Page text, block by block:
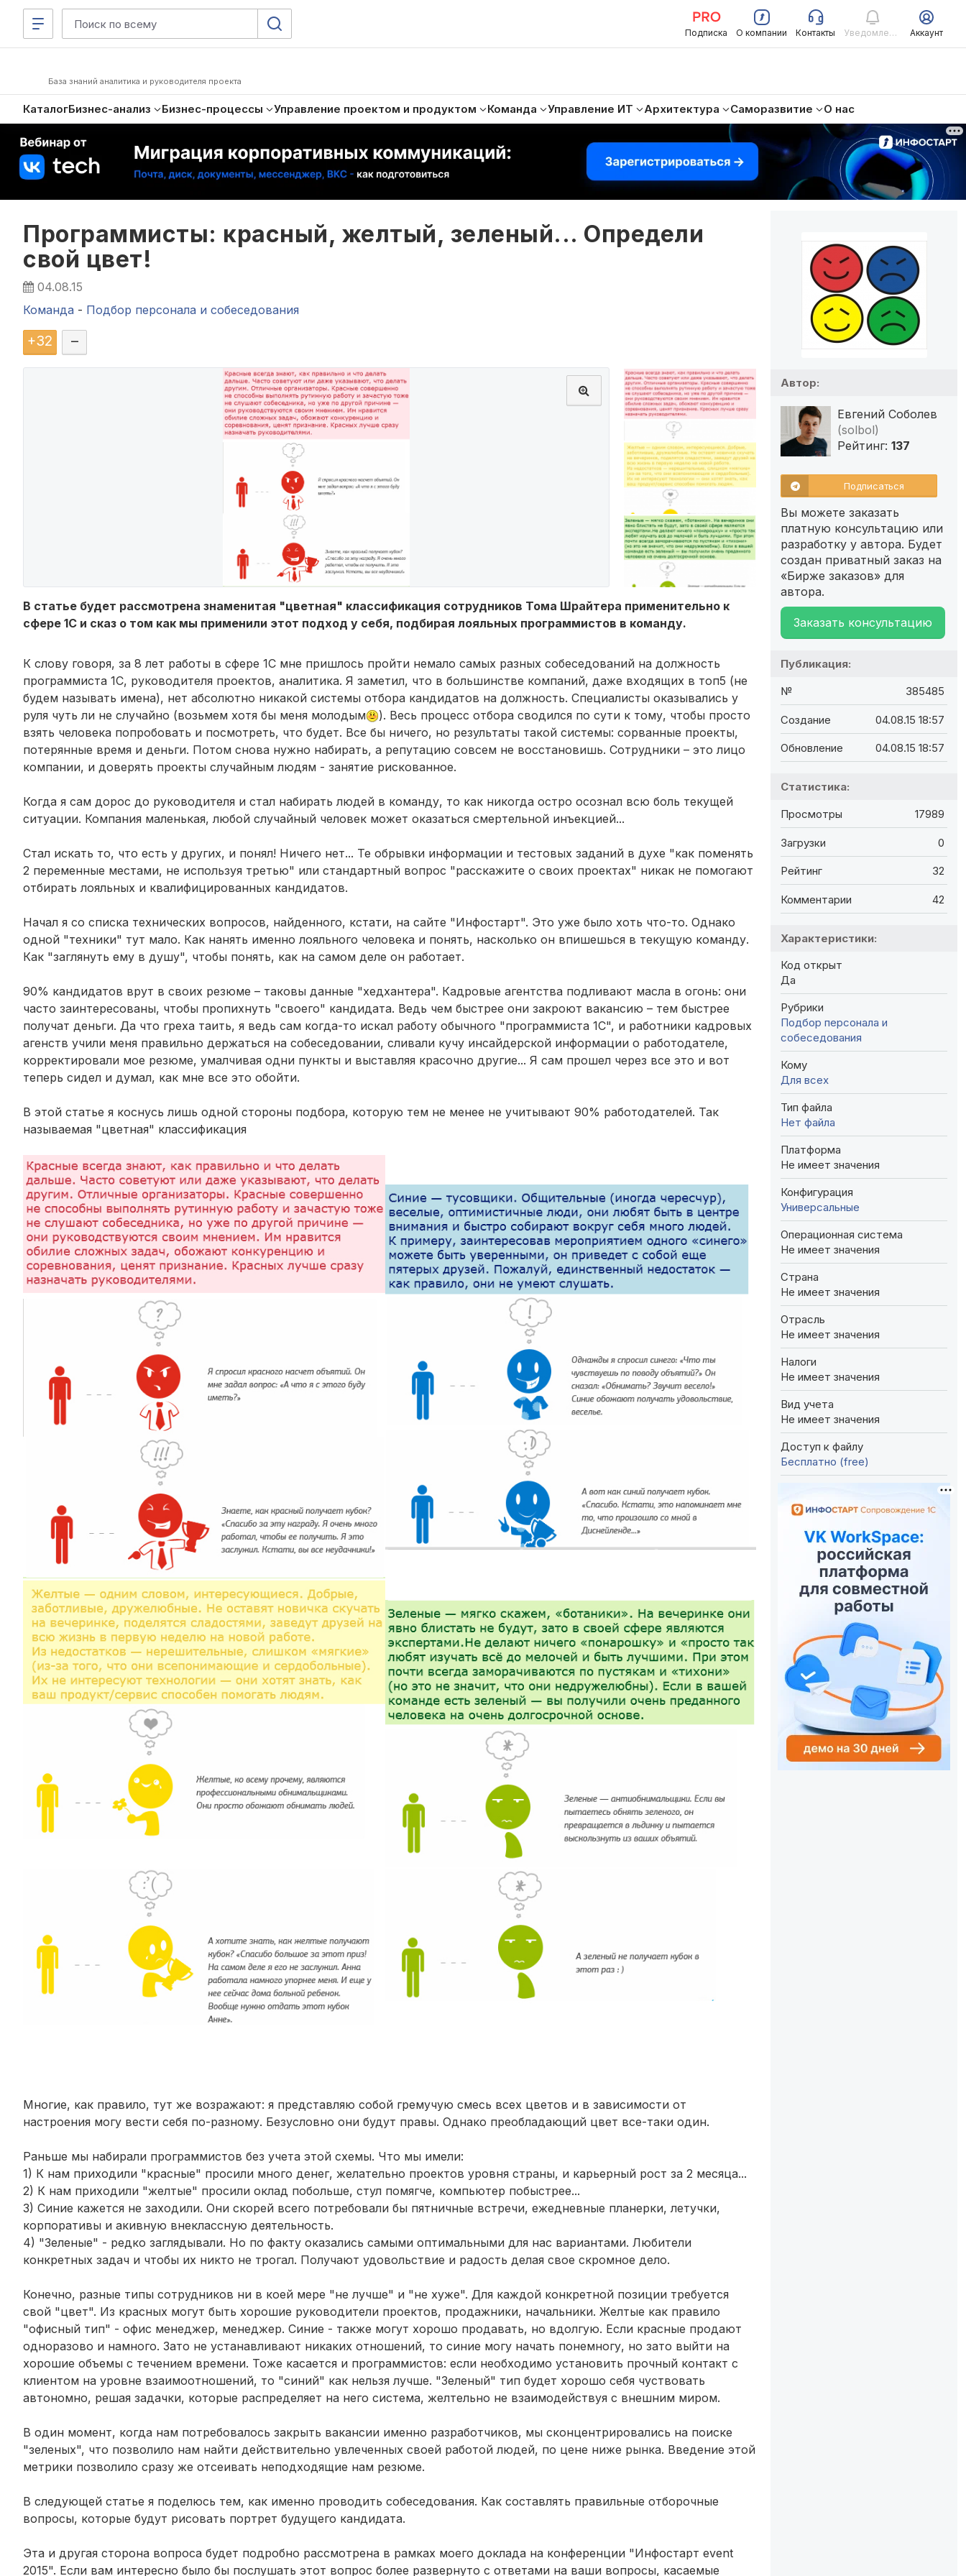
Подписка О компании Контакты Уведомления Аккаунт
База знаний аналитика и руководителя проекта
КаталогБизнес-анализ Бизнес-процессы Управление проектом и продуктом Команда Управление ИТ Архитектура Саморазвитие О нас
Программисты: красный, желтый, зеленый... Определи
свой цвет!
04.08.15
Команда - Подбор персонала и собеседования
+32 –
В статье будет рассмотрена знаменитая "цветная" классификация сотрудников Тома Шрайтера применительно к
сфере 1С и сказ о том как мы применили этот подход у себя, подбирая лояльных программистов в команду.
К слову говоря, за 8 лет работы в сфере 1С мне пришлось пройти немало самых разных собеседований на должность
программиста 1С, руководителя проектов, аналитика. Я заметил, что в большинстве компаний, даже входящих в топ5 (не
будем называть имена), нет абсолютно никакой системы отбора кандидатов на должность. Специалисты оказывались у
руля чуть ли не случайно (возьмем хотя бы меня молодым
). Весь процесс отбора сводился по сути к тому, чтобы просто
взять человека попробовать и посмотреть, что будет. Все бы ничего, но результаты такой системы: сорванные проекты,
потерянные время и деньги. Потом снова нужно набирать, а репутацию совсем не восстановишь. Сотрудники – это лицо
компании, и доверять проекты случайным людям - занятие рискованное.
Когда я сам дорос до руководителя и стал набирать людей в команду, то как никогда остро осознал всю боль текущей
ситуации. Компания маленькая, любой случайный человек может оказаться смертельной инъекцией...
Стал искать то, что есть у других, и понял! Ничего нет... Те обрывки информации и тестовых заданий в духе "как поменять
2 переменные местами, не используя третью" или стандартный вопрос "расскажите о своих проектах" никак не помогают
отбирать лояльных и квалифицированных кандидатов.
Начал я со списка технических вопросов, найденного, кстати, на сайте "Инфостарт". Это уже было хоть что-то. Однако
одной "техники" тут мало. Как нанять именно лояльного человека и понять, насколько он впишешься в текущую команду.
Как "заглянуть ему в душу", чтобы понять, как на самом деле он работает.
90% кандидатов врут в своих резюме – таковы данные "хедхантера". Кадровые агентства подливают масла в огонь: они
часто заинтересованы, чтобы пропихнуть "своего" кандидата. Ведь чем быстрее они закроют вакансию – тем быстрее
получат деньги. Да что греха таить, я ведь сам когда-то искал работу обычного "программиста 1С", и работники кадровых
агенств учили меня правильно держаться на собеседовании, сливали кучу инсайдерской информации о работодателе,
корректировали мое резюме, умалчивая одни пункты и выставляя красочно другие... Я сам прошел через все это и вот
теперь сидел и думал, как мне все это обойти.
В этой статье я коснусь лишь одной стороны подбора, которую тем не менее не учитывают 90% работодателей. Так
называемая "цветная" классификация
Многие, как правило, тут же возражают: я представляю собой гремучую смесь всех цветов и в зависимости от
настроения могу вести себя по-разному. Безусловно они будут правы. Однако преобладающий цвет все-таки один.
Раньше мы набирали программистов без учета этой схемы. Что мы имели:
1) К нам приходили "красные" просили много денег, желательно проектов уровня страны, и карьерный рост за 2 месяца...
2) К нам приходили "желтые" просили оклад побольше, стул помягче, компьютер побыстрее...
3) Синие кажется не заходили. Они скорей всего потребовали бы пятничные встречи, ежедневные планерки, летучки,
корпоративы и акивную внеклассную деятельность.
4) "Зеленые" - редко заглядывали. Но по факту оказались самыми оптимальными для нас вариантами. Любители
конкретных задач и чтобы их никто не трогал. Получают удовольствие и радость делая свое скромное дело.
Конечно, разные типы сотрудников ни в коей мере "не лучше" и "не хуже". Для каждой конкретной позиции требуется
свой "цвет". Из красных могут быть хорошие руководители проектов, продажники, начальники. Желтые как правило
"офисный тип" - офис менеджер, менеджер. Синие - также могут хорошо продавать, но вдолгую. Если красные продают
одноразово и намного. Зато не устанавливают никаких отношений, то синие могу начать понемногу, но зато выйти на
хорошие объемы с течением времени. Тоже касается и программистов: если необходимо установить прочный контакт с
клиентом на уровне взаимоотношений, то "синий" как нельзя лучше. "Зеленый" тип будет хорошо себя чуствовать
автономно, решая задачки, которые распределяет на него система, желтельно не взаимодействуя с внешним миром.
В один момент, когда нам потребовалось закрыть вакансии именно разработчиков, мы сконцентрировались на поиске
"зеленых", что позволило нам найти действительно увлеченных своей работой людей, по цене ниже рынка. Введение этой
метрики позволило сразу же отсеивать неподходящие нам резюме.
В следующей статье я поделюсь тем, как именно проводить собеседования. Как составлять правильные отборочные
вопросы, которые будут рисовать портрет будущего кандидата.
Эта и другая сторона вопроса будет подробно рассмотрена в рамках моего доклада на конференции "Инфостарт event
2015". Если вам интересно было бы послушать этот вопрос более развернуто с ответами на ваши вопросы, касаемые
Автор:
Евгений Соболев
(solbol)
Рейтинг: 137
Подписаться
Вы можете заказать
платную консультацию или
разработку у автора. Будет
создан приватный заказ на
«Бирже заказов» для
автора.
Заказать консультацию
Публикация:
№ 385485
Создание 04.08.15 18:57
Обновление 04.08.15 18:57
Статистика:
Просмотры 17989
Загрузки 0
Рейтинг 32
Комментарии 42
Характеристики:
Код открыт
Да
Рубрики
Подбор персонала и
собеседования
Кому
Для всех
Тип файла
Нет файла
Платформа
Не имеет значения
Конфигурация
Универсальные
Операционная система
Не имеет значения
Страна
Не имеет значения
Отрасль
Не имеет значения
Налоги
Не имеет значения
Вид учета
Не имеет значения
Доступ к файлу
Бесплатно (free)